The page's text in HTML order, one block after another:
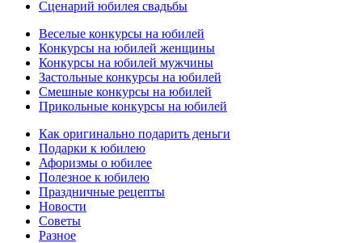
Сценарий юбилея свадьбы
Веселые конкурсы на юбилей
Конкурсы на юбилей женщины
Конкурсы на юбилей мужчины
Застольные конкурсы на юбилей
Смешные конкурсы на юбилей
Прикольные конкурсы на юбилей
Как оригинально подарить деньги
Подарки к юбилею
Афоризмы о юбилее
Полезное к юбилею
Праздничные рецепты
Новости
Советы
Разное